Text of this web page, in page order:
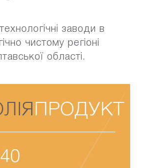
заводи в
чистому регіоні
області.
ПРОДУКТ